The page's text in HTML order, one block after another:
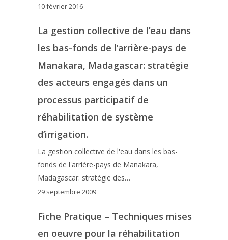
10 février 2016
La gestion collective de l’eau dans
les bas-fonds de l’arrière-pays de
Manakara, Madagascar: stratégie
des acteurs engagés dans un
processus participatif de
réhabilitation de système
d’irrigation.
La gestion collective de l'eau dans les bas-
fonds de l'arrière-pays de Manakara,
Madagascar: stratégie des…
29 septembre 2009
Fiche Pratique – Techniques mises
en oeuvre pour la réhabilitation